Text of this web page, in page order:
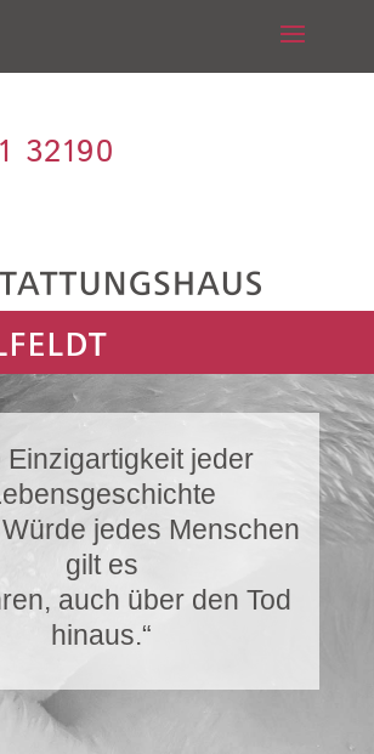
32190
Einzigartigkeit jeder
jedes Menschen
gilt es
auch über den Tod
hinaus.“